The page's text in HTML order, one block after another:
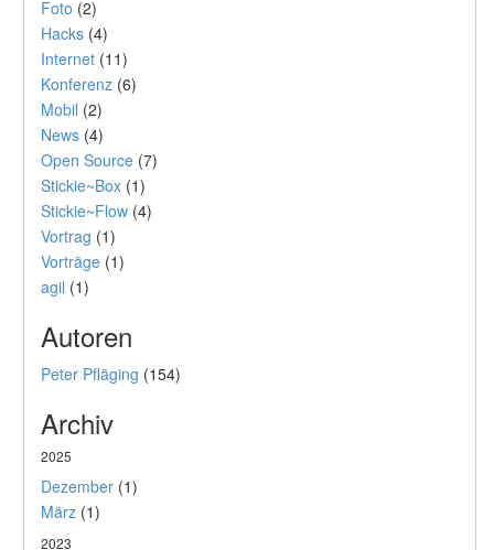
Foto (2)
Hacks (4)
Internet (11)
Konferenz (6)
Mobil (2)
News (4)
Open Source (7)
Stickie~Box (1)
Stickie~Flow (4)
Vortrag (1)
Vorträge (1)
agil (1)
Autoren
Peter Pfläging (154)
Archiv
2025
Dezember (1)
März (1)
2023